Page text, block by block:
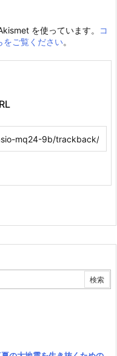
を使っています。
コ
をご覧ください。